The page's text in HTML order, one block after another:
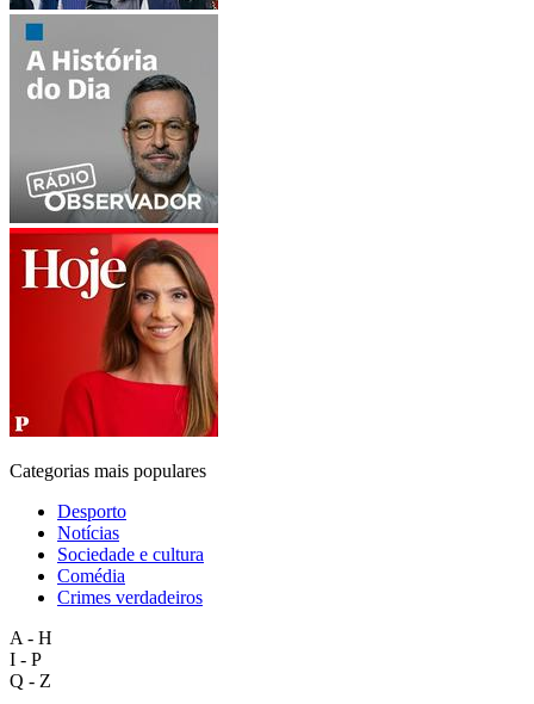
Categorias mais populares
Desporto
Notícias
Sociedade e cultura
Comédia
Crimes verdadeiros
A - H
I - P
Q - Z